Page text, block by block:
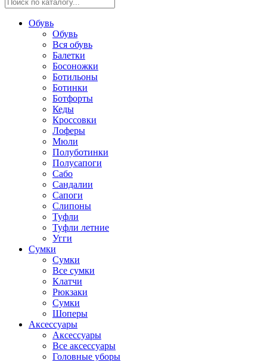
Обувь
Обувь
Вся обувь
Балетки
Босоножки
Ботильоны
Ботинки
Ботфорты
Кеды
Кроссовки
Лоферы
Мюли
Полуботинки
Полусапоги
Сабо
Сандалии
Сапоги
Слипоны
Туфли
Туфли летние
Угги
Сумки
Сумки
Все сумки
Клатчи
Рюкзаки
Сумки
Шоперы
Аксессуары
Аксессуары
Все аксессуары
Головные уборы